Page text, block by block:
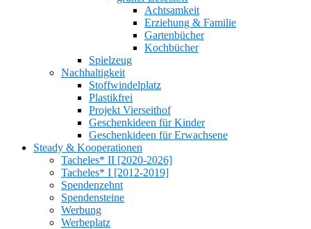
Achtsamkeit
Erziehung & Familie
Gartenbücher
Kochbücher
Spielzeug
Nachhaltigkeit
Stoffwindelplatz
Plastikfrei
Projekt Vierseithof
Geschenkideen für Kinder
Geschenkideen für Erwachsene
Steady & Kooperationen
Tacheles* II [2020-2026]
Tacheles* I [2012-2019]
Spendenzehnt
Spendensteine
Werbung
Werbeplatz